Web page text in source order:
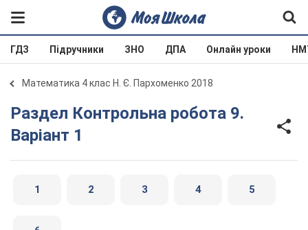
ГДЗ Підручники ЗНО ДПА Онлайн уроки
Математика 4 клас Н. Є. Пархоменко 2018
Раздел Контрольна робота 9.
Варіант 1
1 2 3 4 5